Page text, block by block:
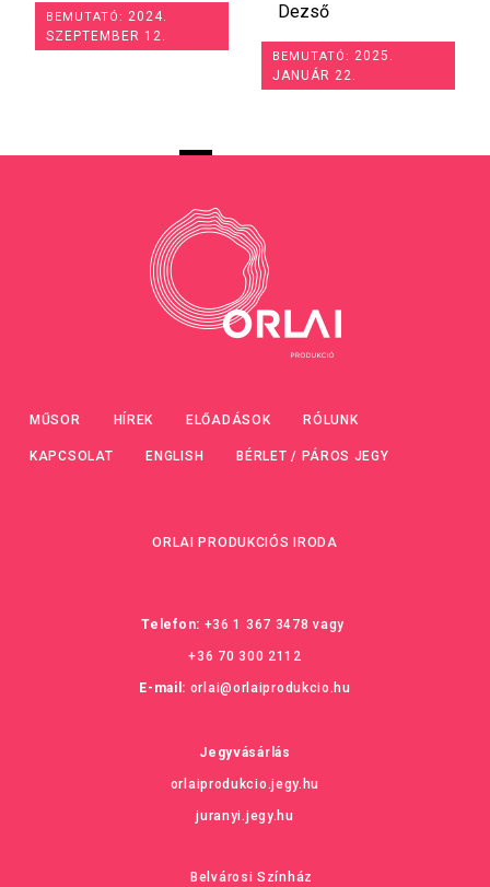
BEMUTATÓ: 2024.
SZEPTEMBER 12.
Dezső
BEMUTATÓ: 2025.
JANUÁR 22.
MŰSOR HÍREK ELŐADÁSOK RÓLUNK
KAPCSOLAT ENGLISH BÉRLET / PÁROS JEGY
ORLAI PRODUKCIÓS IRODA
Telefon: +36 1 367 3478 vagy
+36 70 300 2112
E-mail: orlai@orlaiprodukcio.hu
Jegyvásárlás
orlaiprodukcio.jegy.hu
juranyi.jegy.hu
Belvárosi Színház